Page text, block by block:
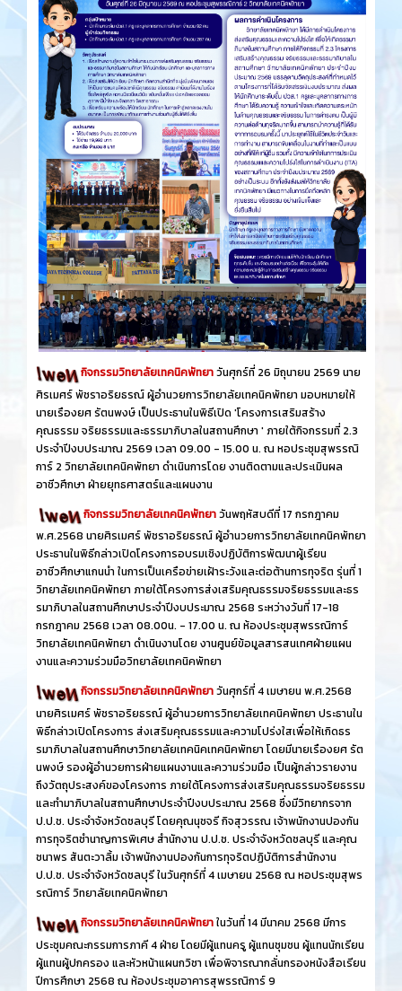
กิจกรรมวิทยาลัยเทคนิคพัทยาวันศุกร์​ที่ 26 ​มิถุนายน​ 2569 นาย
ศิรเมศร์ พัชราอริยธรณ์ ผู้อำนวยการวิทยาลัยเทคนิคพัทยา มอบหมายให้
นายเรืองยศ รัตนพงษ์ เป็นประธานในพิธีเปิด 'โครงการเสริมสร้าง
คุณธรรม จริยธรรมและธรรมาภิบาลในสถานศึกษา ' ภายใต้กิจกรรมที่ 2.3
ประจำปีงบประมาณ 2569 เวลา 09.00 - 15.00 น. ณ หอประชุมสุพรรณิ
การ์ 2 วิทยาลัยเทคนิคพัทยา ดำเนินการโดย งานติดตามและประเมินผล
อาชีวศึกษา ฝ่ายยุทธศาสตร์และแผนงาน
กิจกรรมวิทยาลัยเทคนิคพัทยาวันพฤหัสบดีที่ 17 กรกฎาคม
พ.ศ.2568 นายศิรเมศร์ พัชราอริยธรณ์ ผู้อำนวยการวิทยาลัยเทคนิคพัทยา
ประธานในพิธีกล่าวเปิดโครงการอบรมเชิงปฏิบัติการพัฒนาผู้เรียน
อาชีวศึกษาแกนนำ ในการเป็นเครือข่ายเฝ้าระวังและต่อต้านการทุจริต รุ่นที่ 1
วิทยาลัยเทคนิคพัทยา ภายใต้โครงการส่งเสริมคุณธรรมจริยธรรมและธร
รมาภิบาลในสถานศึกษาประจำปีงบประมาณ 2568 ระหว่างวันที่ 17-18
กรกฎาคม 2568 เวลา 08.00น. - 17.00 น. ณ ห้องประชุมสุพรรณิการ์
วิทยาลัยเทคนิคพัทยา ดำเนินงานโดย งานศูนย์ข้อมูลสารสนเทศฝ่ายแผน
งานและความร่วมมือวิทยาลัยเทคนิคพัทยา
กิจกรรมวิทยาลัยเทคนิคพัทยาวันศุกร์ที่ 4 เมษายน พ.ศ.2568
นายศิรเมศร์ พัชราอริยธรณ์ ผู้อำนวยการวิทยาลัยเทคนิคพัทยา ประธานใน
พิธีกล่าวเปิดโครงการ ส่งเสริมคุณธรรมและความโปร่งใสเพื่อให้เกิดธร
รมาภิบาลในสถานศึกษาวิทยาลัยเทคนิคเทคนิคพัทยา โดยมีนายเรืองยศ รัต
นพงษ์ รองผู้อำนวยการฝ่ายแผนงานและความร่วมมือ เป็นผู้กล่าวรายงาน
ถึงวัตถุประสงค์ของโครงการ ภายใต้โครงการส่งเสริมคุณธรรมจริยธรรม
และทำมาภิบาลในสถานศึกษาประจำปีงบประมาณ 2568 ซึ่งมีวิทยากรจาก
ป.ป.ช. ประจำจังหวัดชลบุรี โดยคุณนุชจรี กิจสุวรรณ เจ้าพนักงานปองกัน
การทุจริตชำนาญการพิเศษ สำนักงาน ป.ป.ช. ประจำจังหวัดชลบุรี และคุณ
ชนาพร สันตะวาลิ้ม เจ้าพนักงานปองกันการทุจริตปฏิบัติการสำนักงาน
ป.ป.ช. ประจำจังหวัดชลบุรี ในวันศุกร์ที่ 4 เมษายน 2568 ณ หอประชุมสุพร
รณิการ์ วิทยาลัยเทคนิคพัทยา
กิจกรรมวิทยาลัยเทคนิคพัทยาในวันที่ 14 มีนาคม 2568 มีการ
ประชุมคณะกรรมการภาคี 4 ฝ่าย โดยมีผู้แทนครู ผู้แทนชุมชน ผู้แทนนักเรียน
ผู้แทนผู้ปกครอง และหัวหน้าแผนกวิชา เพื่อพิจารณากลั่นกรองหนังสือเรียน
ปีการศึกษา 2568 ณ ห้องประชุมอาคารสุพรรณิการ์ 9